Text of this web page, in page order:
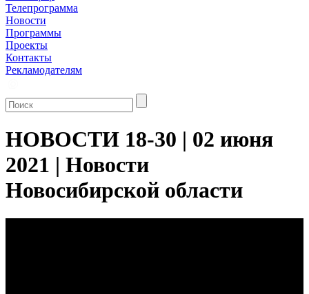
Телепрограмма
Новости
Программы
Проекты
Контакты
Рекламодателям
НОВОСТИ 18-30 | 02 июня
2021 | Новости
Новосибирской области